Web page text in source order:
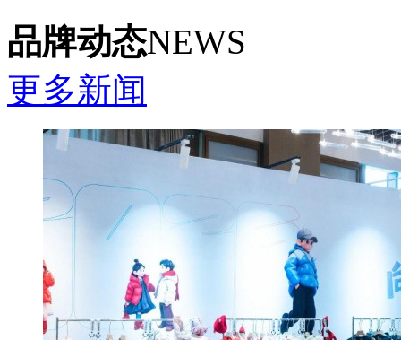
品牌动态NEWS
更多新闻